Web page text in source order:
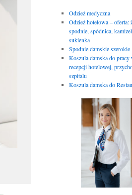
Odzież medyczna
Odzież hotelowa – oferta:
spodnie, spódnica,
sukienka
Spodnie damskie szerokie
Koszula damska do pracy
recepcji hotelowej,
szpitalu
Koszula damska do